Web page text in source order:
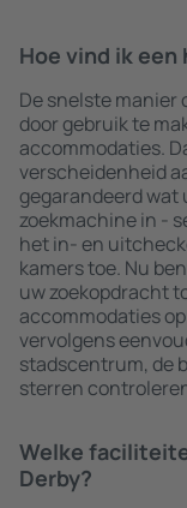
Hoe vind ik een
De snelste manier
door gebruik te
accommodaties.
verscheidenheid
gegarandeerd wat
zoekmachine in -
het in- en
kamers toe. Nu
uw zoekopdracht
accommodaties
vervolgens
stadscentrum, de
sterren
Welke
Derby?